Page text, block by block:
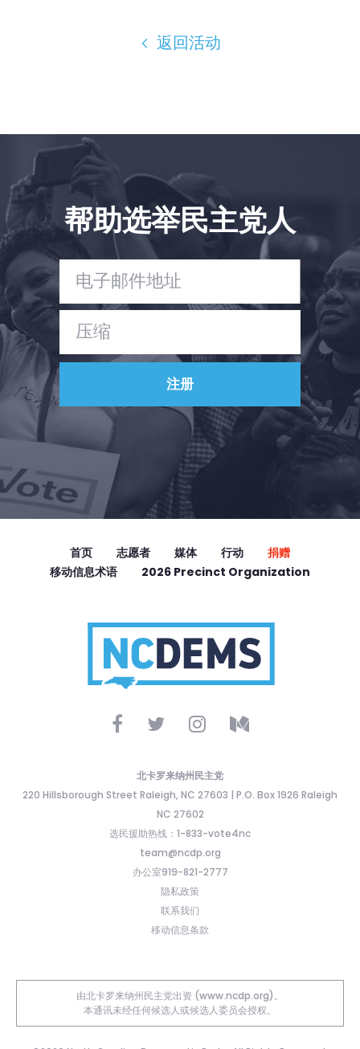
返回活动
帮助选举民主党人
首页 志愿者 媒体 行动
捐赠
移动信息术语
2026 Precinct Organization
北卡罗来纳州民主党
220 Hillsborough Street Raleigh, NC 27603 | P.O. Box 1926 Raleigh
NC 27602
选民援助热线：1-833-vote4nc
team@ncdp.org
办公室919-821-2777
隐私政策
联系我们
移动信息条款
由北卡罗来纳州民主党出资 (www.ncdp.org)。
本通讯未经任何候选人或候选人委员会授权。